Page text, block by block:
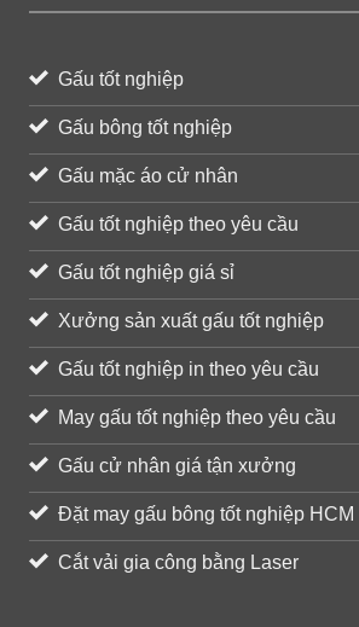
Gấu tốt nghiệp
Gấu bông tốt nghiệp
Gấu mặc áo cử nhân
Gấu tốt nghiệp theo yêu cầu
Gấu tốt nghiệp giá sỉ
Xưởng sản xuất gấu tốt nghiệp
Gấu tốt nghiệp in theo yêu cầu
May gấu tốt nghiệp theo yêu cầu
Gấu cử nhân giá tận xưởng
Đặt may gấu bông tốt nghiệp HCM
Cắt vải gia công bằng Laser